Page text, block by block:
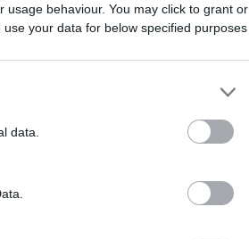
behaviour. You may click to grant or
your data for below specified purposes
data.
για να
λόγω του
έναν
γκάμας
της
προερχόμενη